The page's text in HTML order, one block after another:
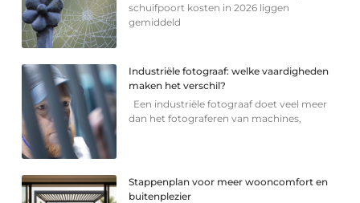
schuifpoort kosten in 2026 liggen
gemiddeld
Industriële fotograaf: welke vaardigheden
maken het verschil?
Een industriële fotograaf doet veel meer
dan het fotograferen van machines,
Stappenplan voor meer wooncomfort en
buitenplezier